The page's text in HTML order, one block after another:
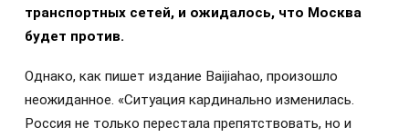
транспортных сетей, и ожидалось, что Москва
будет против.
Однако, как пишет издание Baijiahao, произошло
неожиданное. «Ситуация кардинально изменилась.
Россия не только перестала препятствовать, но и